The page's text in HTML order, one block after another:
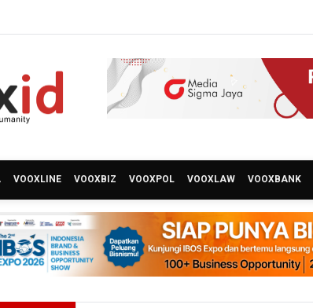
VOOXLINE VOOXBIZ VOOXPOL VOOXLAW VOOXBANK